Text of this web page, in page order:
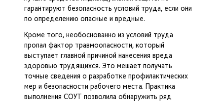
гарантируют безопасность условий труда, если они
по определению опасные и вредные.
Кроме того, необоснованно из условий труда
пропал фактор травмоопасности, который
выступает главной причиной нанесения вреда
здоровью трудящихся. Это мешает получать
точные сведения о разработке профилактических
мер и безопасности рабочего места. Практика
выполнения СОУТ позволила обнаружить ряд